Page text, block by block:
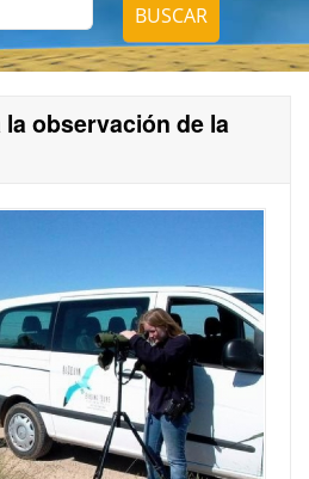
BUSCAR
observación de la